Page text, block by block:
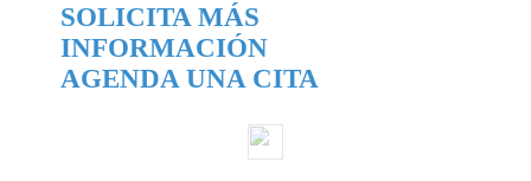
SOLICITA MÁS
INFORMACIÓN
AGENDA UNA CITA